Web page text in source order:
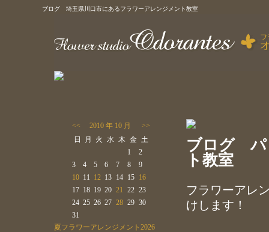
ブログ 埼玉県川口市にあるフラワーアレンジメント教室
フラワースタジオ オドラントのトップ
ス
スクール
ブログ パ
ト教室
フラワーアレ
けします！
<< 2010 年 10 月
>>
日
月 火 水 木 金 土
1
2
3
4 5 6 7 8
9
10 11 12 13 14 15 16
17 18 19 20 21 22 23
24 25 26 27 28 29 30
31
夏フラワーアレンジメント2026